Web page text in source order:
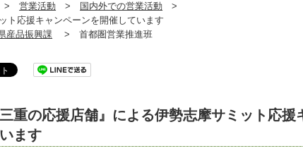
> 営業活動 > 国内外での営業活動 >
ト応援キャンペーンを開催しています
産品振興課 > 首都圏営業推進班
三重の応援店舗』による伊勢志摩サミット応
ます